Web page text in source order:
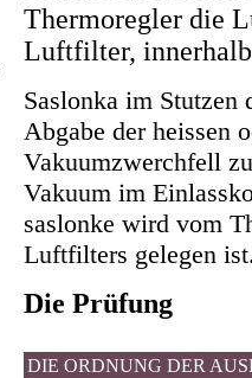
Thermoregler die
Luftfilter, innerhalb
Saslonka im Stutzen
Abgabe der heissen
Vakuumzwerchfell
Vakuum im
saslonke wird vom
Luftfilters gelegen
Die Prüfung
DIE ORDNUNG DER